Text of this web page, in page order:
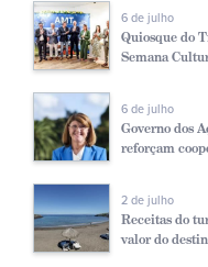
6 de julho
Quiosque do
Semana
6 de julho
Governo dos
reforçam
2 de julho
Receitas do
valor do